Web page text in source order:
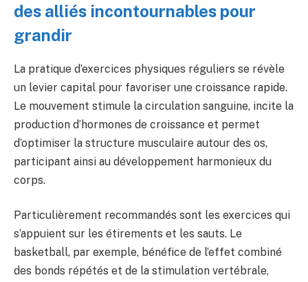
des alliés incontournables pour
grandir
La pratique d’exercices physiques réguliers se révèle
un levier capital pour favoriser une croissance rapide.
Le mouvement stimule la circulation sanguine, incite la
production d’hormones de croissance et permet
d’optimiser la structure musculaire autour des os,
participant ainsi au développement harmonieux du
corps.
Particulièrement recommandés sont les exercices qui
s’appuient sur les étirements et les sauts. Le
basketball, par exemple, bénéfice de l’effet combiné
des bonds répétés et de la stimulation vertébrale,